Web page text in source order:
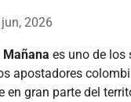
2026
Mañana es uno de los
apostadores
en gran parte del